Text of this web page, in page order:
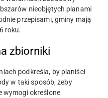
nieobjętych planami
przepisami, gminy mają
roku.
zbiorniki
podkreśla, by planiści
w taki sposób, żeby
wymogi określone